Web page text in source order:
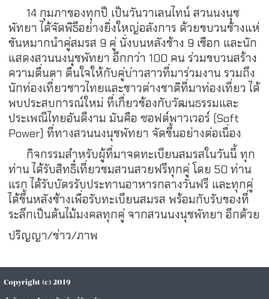
14 กุมภาของทุกปี เป็นวันวาเลนไทน์ สวนนงนุช
พัทยา ได้จัดพิธีอย่างยิ่งใหญ่อลังการ ด้วยขบวนช้างแห่
ขันหมากนำคู่สมรส 9 คู่ นั่งบนหลังช้าง 9 เชือก และนัก
แสดงสวนนงนุชพัทยา อีกกว่า 100 คน ร่วมขบวนสร้าง
ความตื่นตา ตื่นใจให้กับคู่บ่าวสาวที่มาร่วมงาน รวมถึง
นักท่องเที่ยวชาวไทยและชาวต่างชาติที่มาท่องเที่ยว ได้
พบประสบการณ์ใหม่ ที่เกี่ยวข้องกับวัฒนธรรมและ
ประเพณีไทยอันดีงาม มันคือ ซอฟต์พาวเวอร์ (Soft
Power) ที่ทางสวนนงนุชพัทยา จัดขึ้นอย่างต่อเนื่อง
กิจกรรมสำหรับผู้ที่มาจดทะเบียนสมรสในวันนี้ ทุก
ท่าน ได้รับสิทธิ์เที่ยวชมสวนสวยฟรีทุกคู่ โดย 50 ท่าน
แรก ได้รับบัตรรับประทานอาหารกลางวันฟรี และทุกคู่
ได้ขึ้นหลังช้างเพื่อรับทะเบียนสมรส พร้อมกับรับของที่
ระลึกเป็นต้นไม้มงคลทุกคู่ จากสวนนงนุชพัทยา อีกด้วย
ปริญญา/ข่าว/ภาพ
Copyright (c) 2019